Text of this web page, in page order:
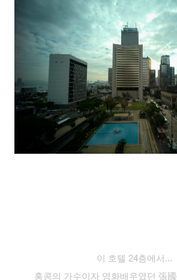
이 호텔 24층에서...
홍콩의 가수이자 영화배우였던 張